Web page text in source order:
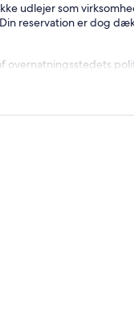
udlejer som
reservation er dog
overnatningsstedets